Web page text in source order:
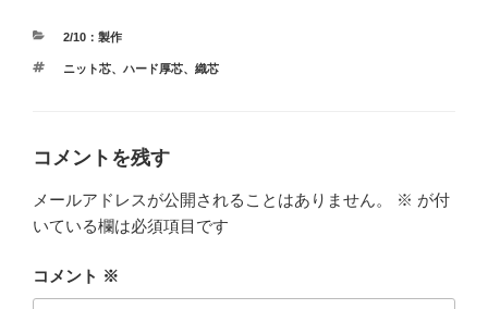
カ
ゴ
2/10：製作
タ
ニット芯、 ハード厚芯、 織芯
コメントを残す
メールアドレスが公開されることはありません。 ※ が付
いている欄は必須項目です
コメント ※